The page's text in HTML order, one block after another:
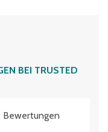
BEI TRUSTED